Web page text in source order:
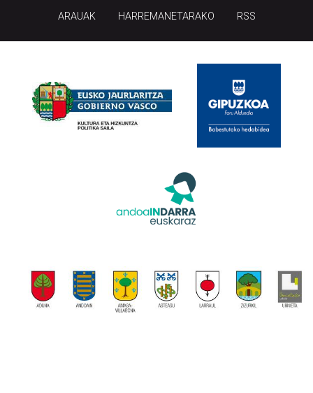
ARAUAK HARREMANETARAKO RSS